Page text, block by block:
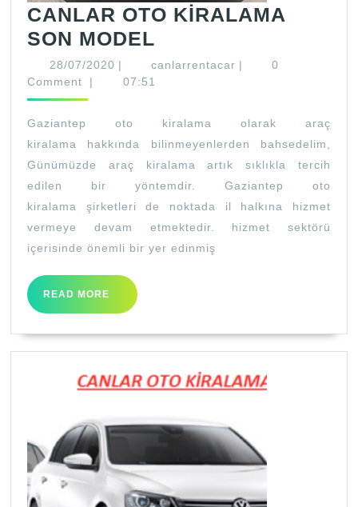
CANLAR OTO KİRALAMA
SON MODEL
OTO
MODEL
28/07/202028/07/2020
| canlarrentacar canlarrentacar
|
0
Comment
| 07:51
Gaziantep oto kiralama olarak araç
kiralama hakkında bilinmeyenlerden bahsedelim,
Günümüzde araç kiralama artık sıklıkla tercih
edilen bir yöntemdir. Gaziantep oto
kiralama şirketleri de noktada il halkına hizmet
vermeye devam etmektedir. hizmet sektörü
içerisinde önemli bir yer edinmiş
READ MORE
READ
MORE